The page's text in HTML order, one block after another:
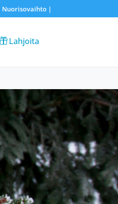
Nuorisovaihto|
Lahjoita